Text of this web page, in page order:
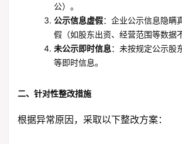
公）。
公示信息虚假：企业公示信息隐瞒
假（如股东出资、经营范围等数据
未公示即时信息：未按规定公示股
等即时信息。
二、针对性整改措施
根据异常原因，采取以下整改方案：